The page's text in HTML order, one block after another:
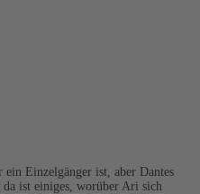
Einzelgänger ist, aber Dantes
da ist einiges, worüber Ari sich